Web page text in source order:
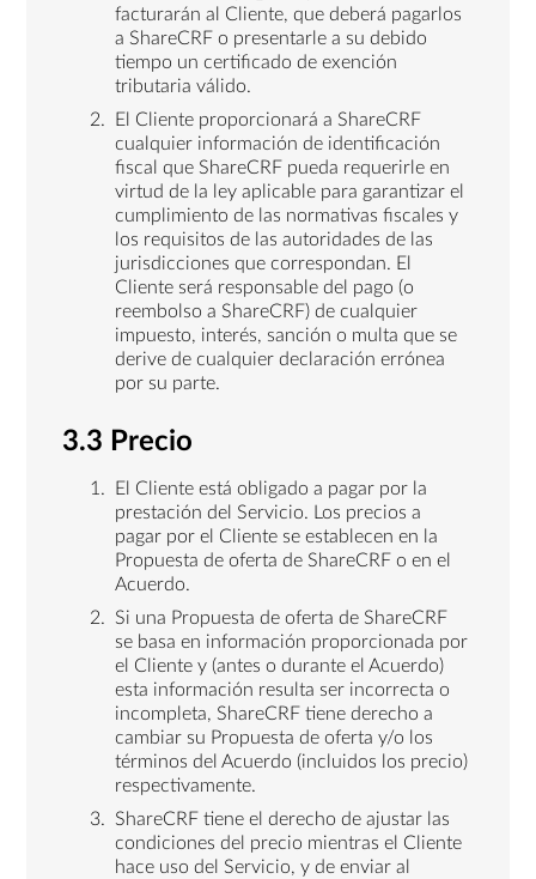
facturarán al Cliente, que deberá pagarlos
a ShareCRF o presentarle a su debido
tiempo un certificado de exención
tributaria válido.
El Cliente proporcionará a ShareCRF
cualquier información de identificación
fiscal que ShareCRF pueda requerirle en
virtud de la ley aplicable para garantizar el
cumplimiento de las normativas fiscales y
los requisitos de las autoridades de las
jurisdicciones que correspondan. El
Cliente será responsable del pago (o
reembolso a ShareCRF) de cualquier
impuesto, interés, sanción o multa que se
derive de cualquier declaración errónea
por su parte.
3.3 Precio
El Cliente está obligado a pagar por la
prestación del Servicio. Los precios a
pagar por el Cliente se establecen en la
Propuesta de oferta de ShareCRF o en el
Acuerdo.
Si una Propuesta de oferta de ShareCRF
se basa en información proporcionada por
el Cliente y (antes o durante el Acuerdo)
esta información resulta ser incorrecta o
incompleta, ShareCRF tiene derecho a
cambiar su Propuesta de oferta y/o los
términos del Acuerdo (incluidos los precio)
respectivamente.
ShareCRF tiene el derecho de ajustar las
condiciones del precio mientras el Cliente
hace uso del Servicio, y de enviar al